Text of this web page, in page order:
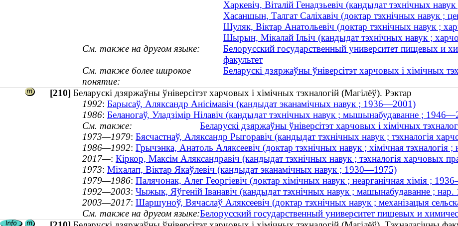
Харкевіч, Віталій Генадзьевіч (кандыдат тэхнічных
Хасаншын, Талгат Саліхавіч (доктар тэхнічных навук ;
Шуляк, Віктар Анатольевіч (доктар тэхнічных навук ;
Шырын, Мікалай Ільіч (кандыдат тэхнічных навук ;
См. также на другом языке:
Белорусский государственный университет пищевых и
факультет
См. также более широкое
понятие:
Беларускі дзяржаўны ўніверсітэт харчовых і хімічных
[210] Беларускі дзяржаўны ўніверсітэт харчовых і хімічных тэхналогій (Магілёў). Рэктар
1992: Барысаў, Аляксандр Анісімавіч (кандыдат эканамічных навук ; 1936—2001)
1986: Беланогаў, Уладзімір Нілавіч (кандыдат тэхнічных навук ; мышынабудаванне ;
См. также:
Беларускі дзяржаўны ўніверсітэт харчовых і хімічных
1973—1979: Бясчастнаў, Аляксандр Рыгоравіч (кандыдат тэхнічных навук ; тэхналогія
1986—1992: Грычэнка, Анатоль Аляксеевіч (доктар тэхнічных навук ; хімічная тэхналогія
2017—: Кiркор, Максiм Аляксандравiч (кандыдат тэхнічных навук ; тэхналогія харчовых
1973: Міхалап, Віктар Якаўлевіч (кандыдат эканамічных навук ; 1930—1975)
1979—1986: Палячонак, Алег Георгіевіч (доктар хімічных навук ; неарганічная хімія ;
1992—2003: Чыжык, Яўгеній Іванавіч (кандыдат тэхнічных навук ; машынабудаванне ; нар.
2003—2017: Шаршуноў, Вячаслаў Аляксеевіч (доктар тэхнічных навук ; механізацыя
См. также на другом языке:Белорусский государственный университет пищевых и